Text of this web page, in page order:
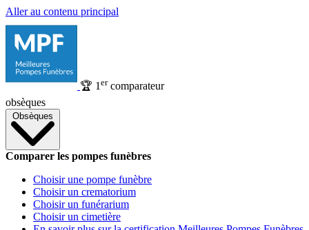
Aller au contenu principal
🏆 1 ercomparateur
obsèques
Obsèques
Comparer les pompes funèbres
Choisir une pompe funèbre
Choisir un crematorium
Choisir un funérarium
Choisir un cimetière